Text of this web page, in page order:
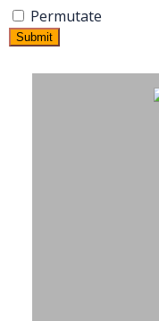
Permutate
Submit